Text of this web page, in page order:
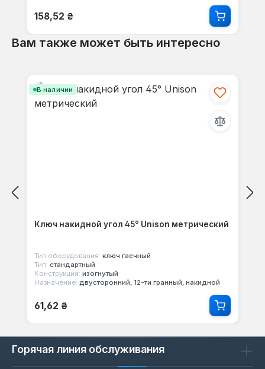
Обычная цена:
158,52 ₴
Вам также может быть интересно
В наличии
Ключ накидной угол 45° Unison метрический
Тип оборудования: ключ гаечный
Тип: стандартный
Конструкция: изогнутый
Назначение: двусторонний, 12-ти гранный, накидной
Обычная цена:
61,62 ₴
Горячая линия обслуживания